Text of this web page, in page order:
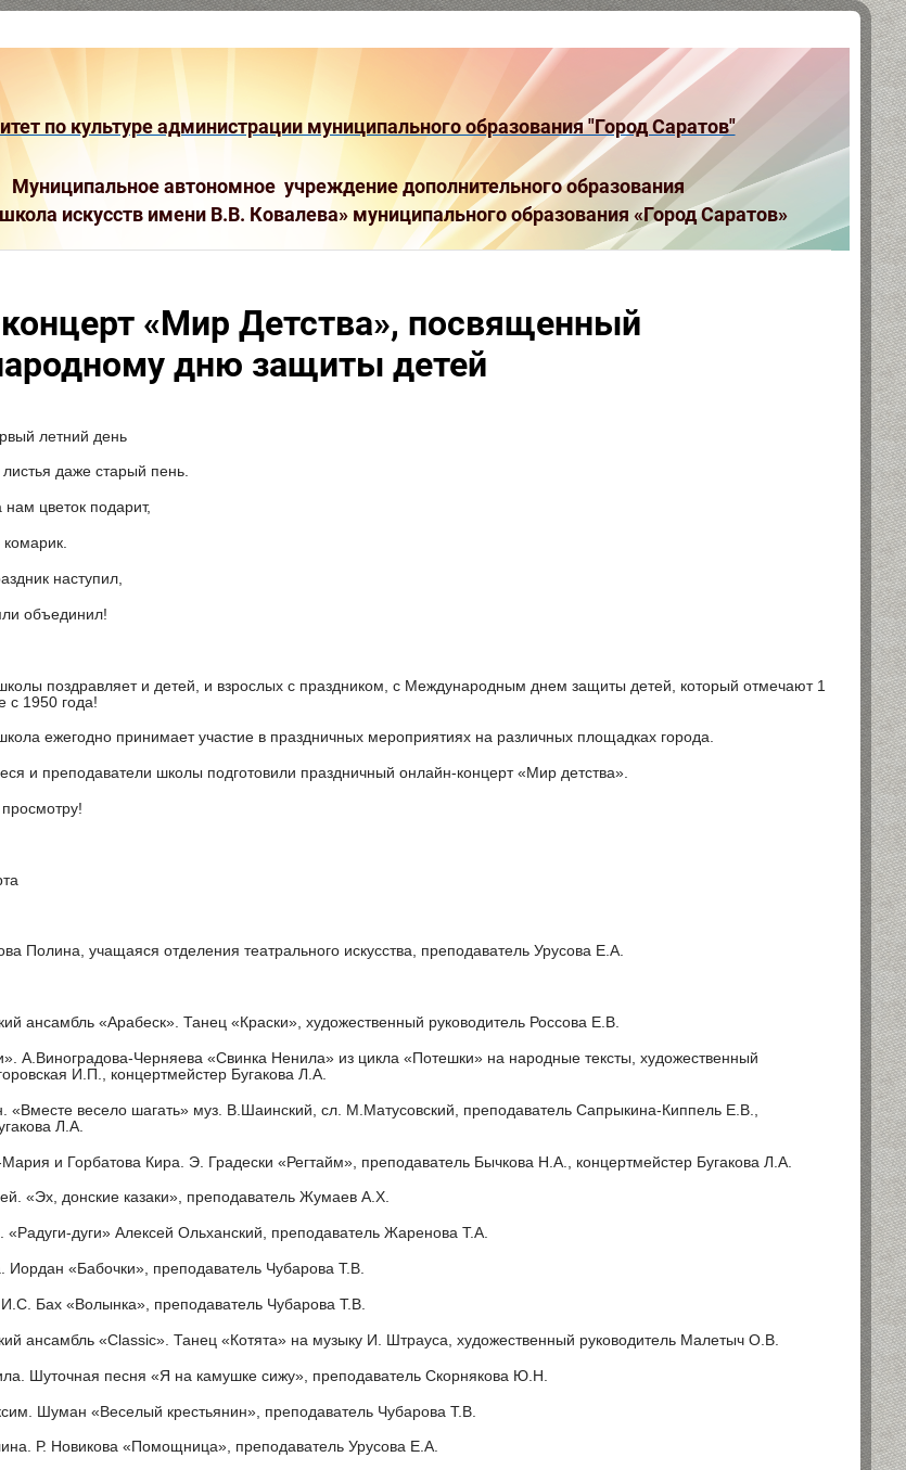
по культуре администрации муниципального образования "Город Саратов"
Муниципальное автономное учреждение дополнительного образования
искусств имени В.В. Ковалева» муниципального образования «Город Саратов»
«Мир Детства», посвященный
дню защиты детей
летний день
даже старый пень.
нам цветок подарит,
комарик.
наступил,
объединил!
поздравляет и детей, и взрослых с праздником, с Международным днем защиты детей, который отмечают 1
с 1950 года!
ежегодно принимает участие в праздничных мероприятиях на различных площадках города.
и преподаватели школы подготовили праздничный онлайн-концерт «Мир детства».
Полина, учащаяся отделения театрального искусства, преподаватель Урусова Е.А.
ансамбль «Арабеск». Танец «Краски», художественный руководитель Россова Е.В.
А.Виноградова-Черняева «Свинка Ненила» из цикла «Потешки» на народные тексты, художественный
И.П., концертмейстер Бугакова Л.А.
«Вместе весело шагать» муз. В.Шаинский, сл. М.Матусовский, преподаватель Сапрыкина-Киппель Е.В.,
Л.А.
и Горбатова Кира. Э. Градески «Регтайм», преподаватель Бычкова Н.А., концертмейстер Бугакова Л.А.
«Эх, донские казаки», преподаватель Жумаев А.Х.
«Радуги-дуги» Алексей Ольханский, преподаватель Жаренова Т.А.
Иордан «Бабочки», преподаватель Чубарова Т.В.
Бах «Волынка», преподаватель Чубарова Т.В.
ансамбль «Classic». Танец «Котята» на музыку И. Штрауса, художественный руководитель Малетыч О.В.
Шуточная песня «Я на камушке сижу», преподаватель Скорнякова Ю.Н.
Шуман «Веселый крестьянин», преподаватель Чубарова Т.В.
Р. Новикова «Помощница», преподаватель Урусова Е.А.